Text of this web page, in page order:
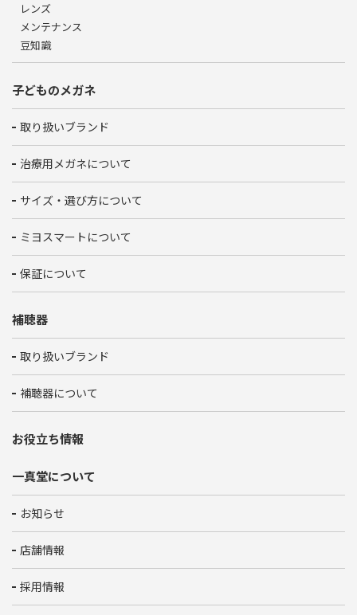
レンズ
メンテナンス
豆知識
子どものメガネ
取り扱いブランド
治療用メガネについて
サイズ・選び方について
ミヨスマートについて
保証について
補聴器
取り扱いブランド
補聴器について
お役立ち情報
一真堂について
お知らせ
店舗情報
採用情報